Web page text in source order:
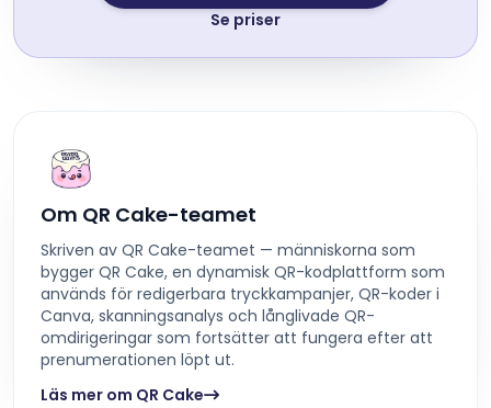
Se priser
Om QR Cake-teamet
Skriven av QR Cake-teamet — människorna som
bygger QR Cake, en dynamisk QR-kodplattform som
används för redigerbara tryckkampanjer, QR-koder i
Canva, skanningsanalys och långlivade QR-
omdirigeringar som fortsätter att fungera efter att
prenumerationen löpt ut.
Läs mer om QR Cake